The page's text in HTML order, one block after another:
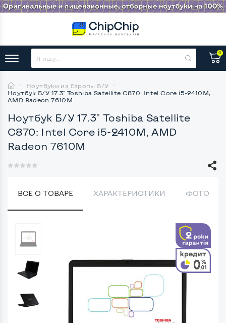
0
Ноутбуки из Европы Б/У
Ноутбук Б/У 17.3" Toshiba Satellite C870: Intel Core i5-2410M,
AMD Radeon 7610M
Ноутбук Б/У 17.3" Toshiba Satellite
C870: Intel Core i5-2410M, AMD
Radeon 7610M
ВСЕ О ТОВАРЕ ХАРАКТЕРИСТИКИ ФОТО